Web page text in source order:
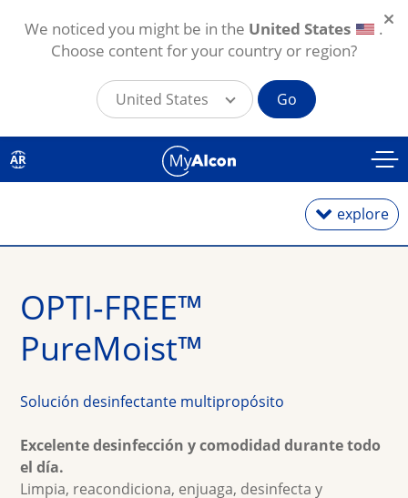
Pasar al contenido principal
AR
explore
Lentes diarios
Lentes mensuales
Lentes multifocales
Lentes de color
Soluciones para lentes de contacto
OPTI-FREE™
PureMoist™
Solución desinfectante multipropósito
Excelente desinfección y comodidad durante todo
el día.
Limpia, reacondiciona, enjuaga, desinfecta y
We noticed you might be in the United States
.
Choose content for your country or region?
United States Go